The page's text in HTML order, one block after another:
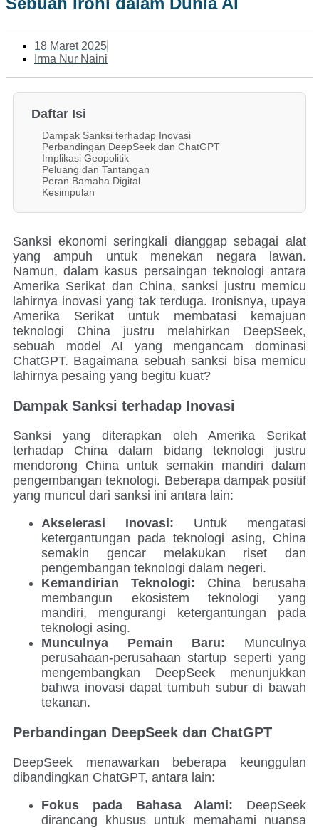
18 Maret 2025
Irma Nur Naini
Daftar Isi
Dampak Sanksi terhadap Inovasi
Perbandingan DeepSeek dan ChatGPT
Implikasi Geopolitik
Peluang dan Tantangan
Peran Bamaha Digital
Kesimpulan
Sanksi ekonomi seringkali dianggap sebagai alat
yang ampuh untuk menekan negara lawan.
Namun, dalam kasus persaingan teknologi antara
Amerika Serikat dan China, sanksi justru memicu
lahirnya inovasi yang tak terduga. Ironisnya, upaya
Amerika Serikat untuk membatasi kemajuan
teknologi China justru melahirkan DeepSeek,
sebuah model AI yang mengancam dominasi
ChatGPT. Bagaimana sebuah sanksi bisa memicu
lahirnya pesaing yang begitu kuat?
Dampak Sanksi terhadap Inovasi
Sanksi yang diterapkan oleh Amerika Serikat
terhadap China dalam bidang teknologi justru
mendorong China untuk semakin mandiri dalam
pengembangan teknologi. Beberapa dampak positif
yang muncul dari sanksi ini antara lain:
Akselerasi Inovasi: Untuk mengatasi
ketergantungan pada teknologi asing, China
semakin gencar melakukan riset dan
pengembangan teknologi dalam negeri.
Kemandirian Teknologi: China berusaha
membangun ekosistem teknologi yang
mandiri, mengurangi ketergantungan pada
teknologi asing.
Munculnya Pemain Baru: Munculnya
perusahaan-perusahaan startup seperti yang
mengembangkan DeepSeek menunjukkan
bahwa inovasi dapat tumbuh subur di bawah
tekanan.
Perbandingan DeepSeek dan ChatGPT
DeepSeek menawarkan beberapa keunggulan
dibandingkan ChatGPT, antara lain:
Fokus pada Bahasa Alami: DeepSeek
dirancang khusus untuk memahami nuansa